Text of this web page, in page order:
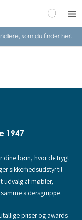
menu
som du finder her.
1947
dine børn, hvor de trygt
sikkerhedsudstyr til
udvalg af møbler,
aldersgruppe.
priser og awards